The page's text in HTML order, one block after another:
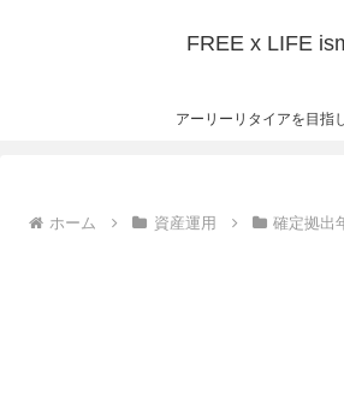
FREE x LIFE
アーリーリタイアを目指
ホーム 資産運用 確定拠出